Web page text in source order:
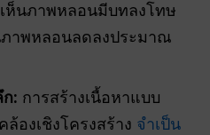
ห็นภาพหลอนมีบทลงโทษ
ภาพหลอนลดลงประมาณ
ก: การสร้างเนื้อหาแบบ
องเชิงโครงสร้าง จำเป็น